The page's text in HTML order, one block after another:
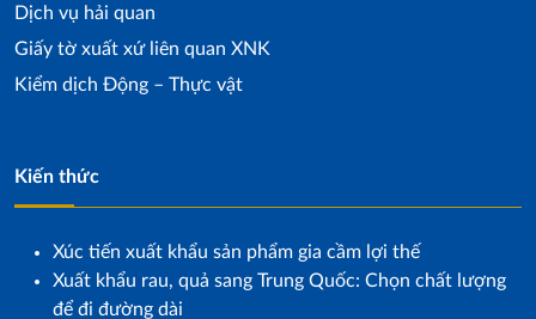
Dịch vụ hải quan
Giấy tờ xuất xứ liên quan XNK
Kiểm dịch Động – Thực vật
Kiến thức
Xúc tiến xuất khẩu sản phẩm gia cầm lợi thế
Xuất khẩu rau, quả sang Trung Quốc: Chọn chất lượng
để đi đường dài